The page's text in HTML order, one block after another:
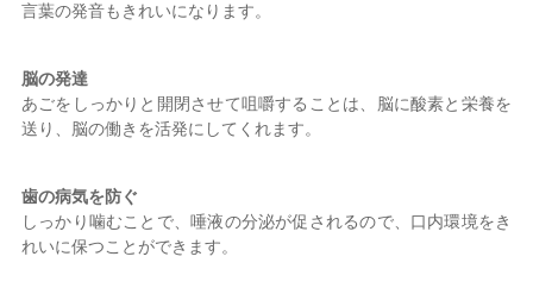
言葉の発音もきれいになります。
脳の発達
あごをしっかりと開閉させて咀嚼することは、脳に酸素と栄養を
送り、脳の働きを活発にしてくれます。
歯の病気を防ぐ
しっかり噛むことで、唾液の分泌が促されるので、口内環境をき
れいに保つことができます。